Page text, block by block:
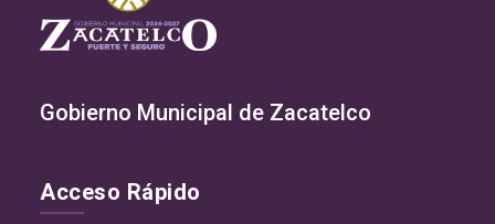
Gobierno Municipal de Zacatelco
Acceso Rápido